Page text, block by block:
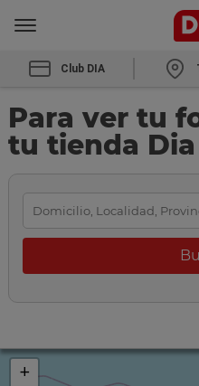
Club DIA
Para ver tu
tu tienda Dia
+